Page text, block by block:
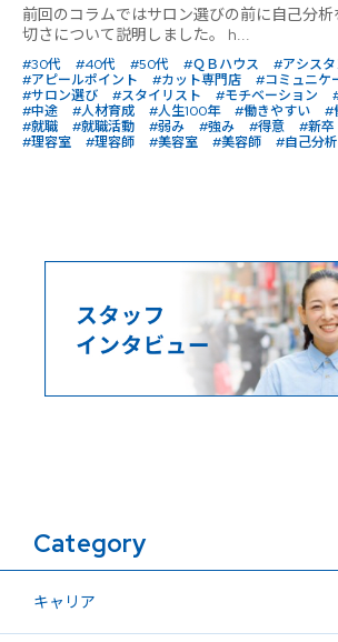
前回のコラムではサロン選びの前に自己分
切さについて説明しました。 h...
#30代 #40代 #50代 #ＱＢハウス
#アシスタ
#アピールポイント
#カット専門店
#コミュニケ
#サロン選び
#スタイリスト #モチベーション
#中途
#人材育成 #人生100年 #働きやすい #
#就職
#就職活動 #弱み #強み #得意 #新卒
#理容室
#理容師 #美容室 #美容師 #自己分析
Category
キャリア